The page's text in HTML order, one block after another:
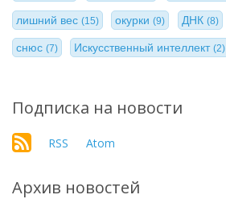
лишний вес (15) окурки(9) ДНК (8)
снюс (7) Искусственный интеллект(2)
Подписка на новости
RSS Atom
Архив новостей